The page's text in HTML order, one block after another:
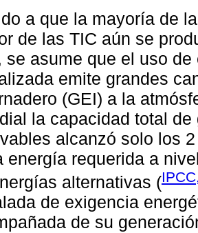
a que la mayoría de
de las TIC aún se
se asume que el uso
emite grandes
(GEI) a la
la capacidad total
alcanzó solo los
energía requerida a
alternativas (
de exigencia
de su